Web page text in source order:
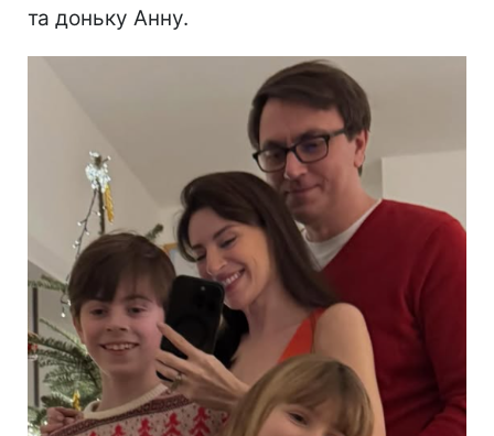
та доньку Анну.